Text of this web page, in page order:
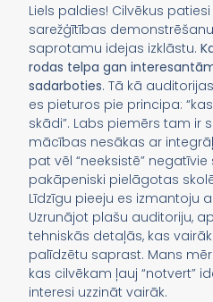
Liels paldies! Cilvēkus
sarežģītības
saprotamu idejas izklāstu.
rodas telpa gan
sadarboties. Tā kā
es pieturos pie principa:
skādi”. Labs piemērs tam ir
mācības nesākas ar
pat vēl “neeksistē”
pakāpeniski pielāgotas
Līdzīgu pieeju es izmantoju
Uzrunājot plašu auditoriju,
tehniskās detaļās, kas
palīdzētu saprast. Mans
kas cilvēkam ļauj “notvert”
interesi uzzināt vairāk.